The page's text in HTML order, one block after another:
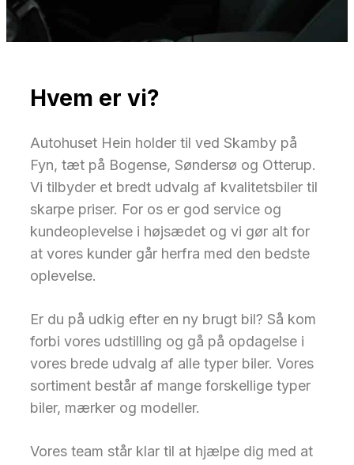
Hvem er vi?
Autohuset Hein holder til ved Skamby på
Fyn, tæt på Bogense, Søndersø og Otterup.
Vi tilbyder et bredt udvalg af kvalitetsbiler til
skarpe priser. For os er god service og
kundeoplevelse i højsædet og vi gør alt for
at vores kunder går herfra med den bedste
oplevelse.
Er du på udkig efter en ny brugt bil? Så kom
forbi vores udstilling og gå på opdagelse i
vores brede udvalg af alle typer biler. Vores
sortiment består af mange forskellige typer
biler, mærker og modeller.
Vores team står klar til at hjælpe dig med at